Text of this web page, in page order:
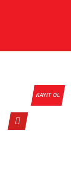
KAYIT OL